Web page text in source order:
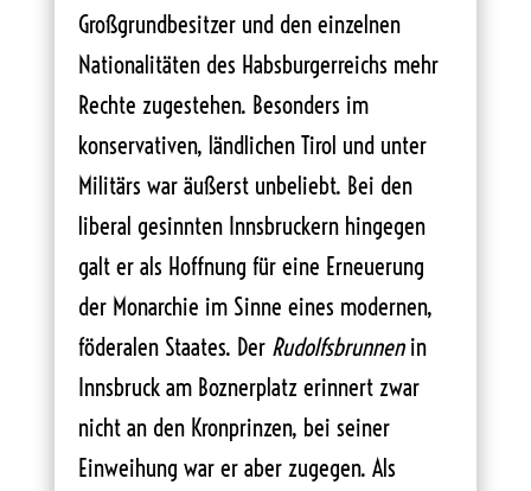
Großgrundbesitzer und den einzelnen
Nationalitäten des Habsburgerreichs mehr
Rechte zugestehen. Besonders im
konservativen, ländlichen Tirol und unter
Militärs war äußerst unbeliebt. Bei den
liberal gesinnten Innsbruckern hingegen
galt er als Hoffnung für eine Erneuerung
der Monarchie im Sinne eines modernen,
föderalen Staates. Der Rudolfsbrunnenin
Innsbruck am Boznerplatz erinnert zwar
nicht an den Kronprinzen, bei seiner
Einweihung war er aber zugegen. Als